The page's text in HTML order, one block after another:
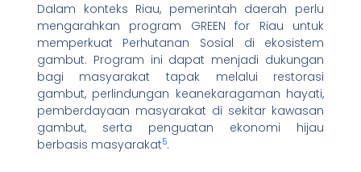
Dalam konteks Riau, pemerintah daerah perlu
mengarahkan program GREEN for Riau untuk
memperkuat Perhutanan Sosial di ekosistem
gambut. Program ini dapat menjadi dukungan
bagi masyarakat tapak melalui restorasi
gambut, perlindungan keanekaragaman hayati,
pemberdayaan masyarakat di sekitar kawasan
gambut, serta penguatan ekonomi hijau
berbasis masyarakat5.